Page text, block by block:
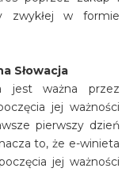
zwykłej w formie
Słowacja
jest ważna przez
jej ważności
pierwszy dzień
to, że e-winieta
jej ważności